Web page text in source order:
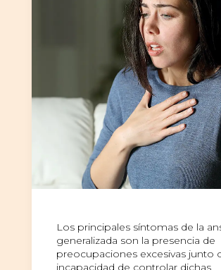
Los principales síntomas de la
generalizada son la presencia de
preocupaciones excesivas junto
incapacidad de controlar dichas